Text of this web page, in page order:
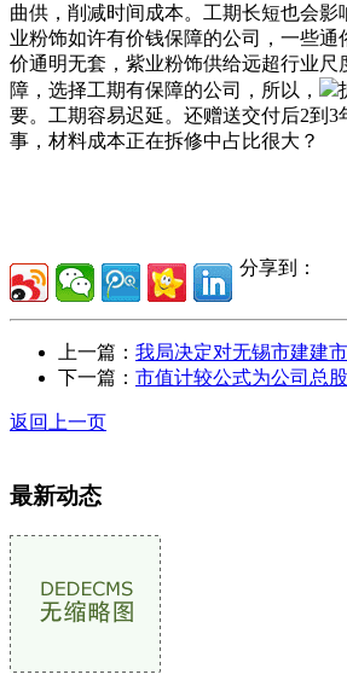
曲供，削减时间成本。工期长短也会影
业粉饰如许有价钱保障的公司，一些通
价通明无套，紫业粉饰供给远超行业尺
障，选择工期有保障的公司，所以，
要。工期容易迟延。还赠送交付后2到3
事，材料成本正在拆修中占比很大？
分享到：
上一篇： 我局决定对无锡市建建
下一篇： 市值计较公式为公司总
返回上一页
最新动态